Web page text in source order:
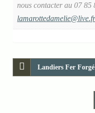
nous contacter au 07 85
Landiers Fer Forgé